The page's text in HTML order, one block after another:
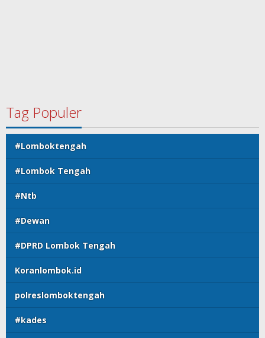
Tag Populer
#Lomboktengah
#Lombok Tengah
#Ntb
#Dewan
#DPRD Lombok Tengah
Koranlombok.id
polreslomboktengah
#kades